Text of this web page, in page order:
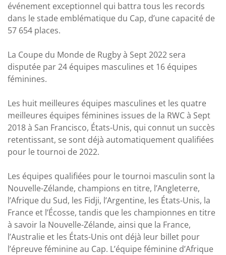
événement exceptionnel qui battra tous les records
dans le stade emblématique du Cap, d’une capacité de
57 654 places.
La Coupe du Monde de Rugby à Sept 2022 sera
disputée par 24 équipes masculines et 16 équipes
féminines.
Les huit meilleures équipes masculines et les quatre
meilleures équipes féminines issues de la RWC à Sept
2018 à San Francisco, États-Unis, qui connut un succès
retentissant, se sont déjà automatiquement qualifiées
pour le tournoi de 2022.
Les équipes qualifiées pour le tournoi masculin sont la
Nouvelle-Zélande, champions en titre, l’Angleterre,
l’Afrique du Sud, les Fidji, l’Argentine, les États-Unis, la
France et l’Écosse, tandis que les championnes en titre
à savoir la Nouvelle-Zélande, ainsi que la France,
l’Australie et les États-Unis ont déjà leur billet pour
l’épreuve féminine au Cap. L’équipe féminine d’Afrique